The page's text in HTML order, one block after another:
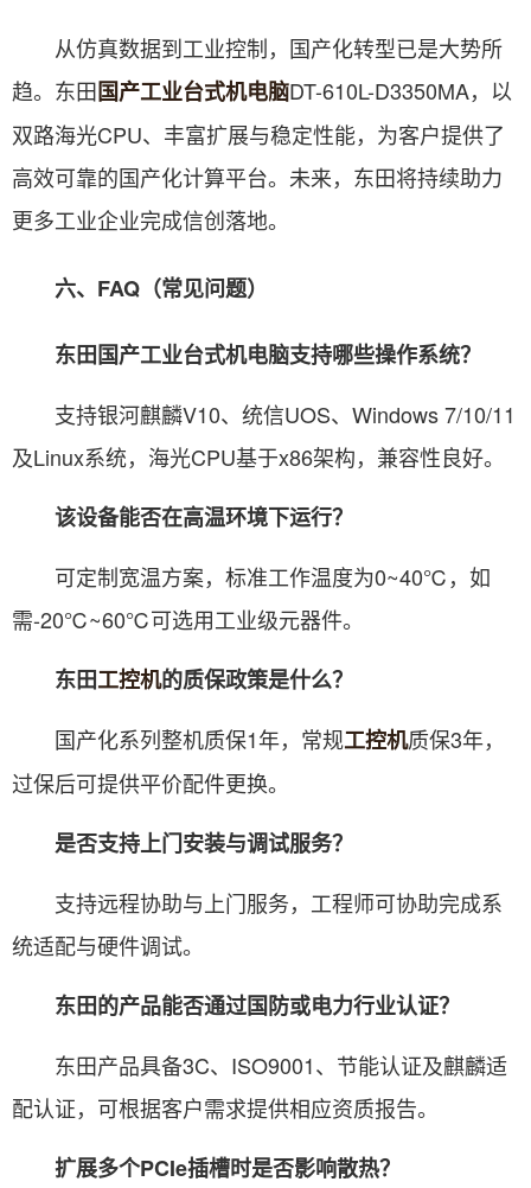
从仿真数据到工业控制，国产化转型已是大势所
趋。东田国产工业台式机电脑DT-610L-D3350MA，以
双路海光CPU、丰富扩展与稳定性能，为客户提供了
高效可靠的国产化计算平台。未来，东田将持续助力
更多工业企业完成信创落地。
六、FAQ（常见问题）
东田国产工业台式机电脑支持哪些操作系统？
支持银河麒麟V10、统信UOS、Windows 7/10/11
及Linux系统，海光CPU基于x86架构，兼容性良好。
该设备能否在高温环境下运行？
可定制宽温方案，标准工作温度为0~40℃，如
需-20℃~60℃可选用工业级元器件。
东田工控机的质保政策是什么？
国产化系列整机质保1年，常规工控机质保3年，
过保后可提供平价配件更换。
是否支持上门安装与调试服务？
支持远程协助与上门服务，工程师可协助完成系
统适配与硬件调试。
东田的产品能否通过国防或电力行业认证？
东田产品具备3C、ISO9001、节能认证及麒麟适
配认证，可根据客户需求提供相应资质报告。
扩展多个PCIe插槽时是否影响散热？